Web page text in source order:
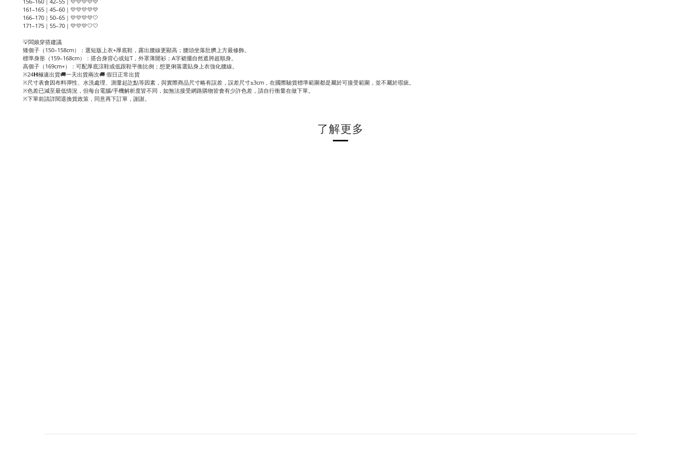
161–165｜45–60｜💛💛💛💛💛
166–170｜50–65｜💛💛💛💛🤍
171–175｜55–70｜💛💛💛🤍🤍
💡闆娘穿搭建議
矮個子（150–158cm）：選短版上衣+厚底鞋，露出腰線更顯高；腰頭坐落肚臍上方最修飾。
標準身形（159–168cm）：搭合身背心或短T，外罩薄開衫；A字裙擺自然遮胯超順身。
高個子（169cm+）：可配厚底涼鞋或低跟鞋平衡比例；想更俐落選貼身上衣強化腰線。
※24𝗛極速出貨🚚一天出貨兩次🚚 假日正常出貨
※尺寸表會因布料彈性、水洗處理、測量起訖點等因素，與實際商品尺寸略有誤差，誤差尺寸±3cm，在國際驗貨標準範圍都是屬於可接受範圍，並不屬於瑕疵。
※色差已減至最低情況，但每台電腦/手機解析度皆不同，如無法接受網路購物皆會有少許色差，請自行衡量在做下單。
※下單前請詳閱退換貨政策，同意再下訂單，謝謝。
了解更多